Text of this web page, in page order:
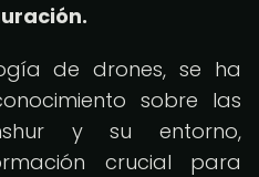
de drones, se ha
sobre las
y su entorno,
crucial para